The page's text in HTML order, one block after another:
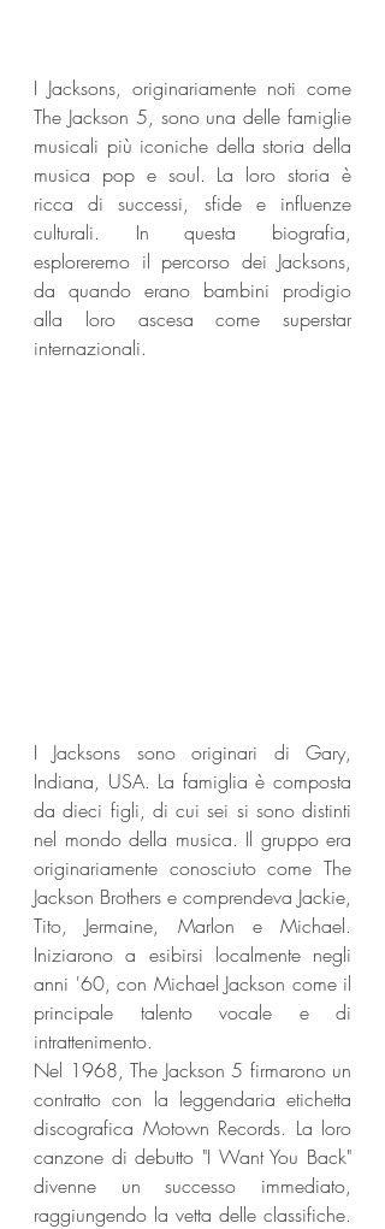
I Jacksons, originariamente noti come
The Jackson 5, sono una delle famiglie
musicali più iconiche della storia della
musica pop e soul. La loro storia è
ricca di successi, sfide e influenze
culturali. In questa biografia,
esploreremo il percorso dei Jacksons,
da quando erano bambini prodigio
alla loro ascesa come superstar
internazionali.
I Jacksons sono originari di Gary,
Indiana, USA. La famiglia è composta
da dieci figli, di cui sei si sono distinti
nel mondo della musica. Il gruppo era
originariamente conosciuto come The
Jackson Brothers e comprendeva Jackie,
Tito, Jermaine, Marlon e Michael.
Iniziarono a esibirsi localmente negli
anni '60, con Michael Jackson come il
principale talento vocale e di
intrattenimento.
Nel 1968, The Jackson 5 firmarono un
contratto con la leggendaria etichetta
discografica Motown Records. La loro
canzone di debutto "I Want You Back"
divenne un successo immediato,
raggiungendo la vetta delle classifiche.